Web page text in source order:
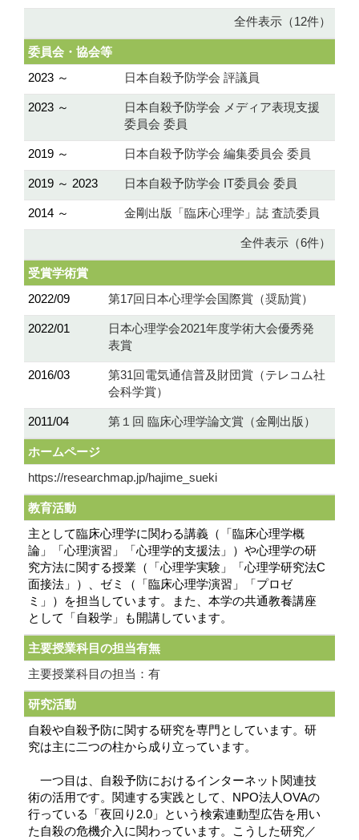
全件表示（12件）
委員会・協会等
2023 ～
日本自殺予防学会 評議員
2023 ～
日本自殺予防学会 メディア表現支援
委員会 委員
2019 ～ 日本自殺予防学会 編集委員会 委員
2019 ～ 2023 日本自殺予防学会 IT委員会 委員
2014 ～ 金剛出版「臨床心理学」誌 査読委員
全件表示（6件）
受賞学術賞
2022/09
第17回日本心理学会国際賞（奨励賞）
2022/01
日本心理学会2021年度学術大会優秀発
表賞
2016/03
第31回電気通信普及財団賞（テレコム社
会科学賞）
2011/04 第１回 臨床心理学論文賞（金剛出版）
ホームページ
https://researchmap.jp/hajime_sueki
教育活動
主として臨床心理学に関わる講義（「臨床心理学概
論」「心理演習」「心理学的支援法」）や心理学の研
究方法に関する授業（「心理学実験」「心理学研究法C
面接法」）、ゼミ（「臨床心理学演習」「プロゼ
ミ」）を担当しています。また、本学の共通教養講座
として「自殺学」も開講しています。
主要授業科目の担当有無
主要授業科目の担当：有
研究活動
自殺や自殺予防に関する研究を専門としています。研
究は主に二つの柱から成り立っています。
一つ目は、自殺予防におけるインターネット関連技
術の活用です。関連する実践として、NPO法人OVAの
行っている「夜回り2.0」という検索連動型広告を用い
た自殺の危機介入に関わっています。こうした研究／